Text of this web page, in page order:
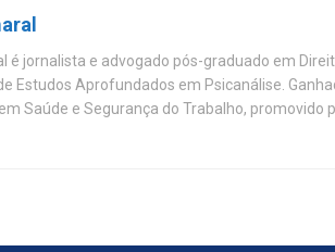
é jornalista e advogado pós-graduado em
Estudos Aprofundados em Psicanálise.
Saúde e Segurança do Trabalho, promovido